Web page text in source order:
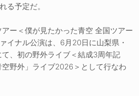
る予定だ。
ー＜僕が見たかった青空 全国ツアー
イナル公演は、6月20日に山梨県・
、初の野外ライブ＜結成3周年記
野外」ライブ2026＞として行なわ